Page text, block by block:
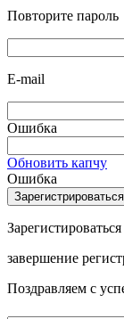
Повторите пароль
E-mail
Ошибка
Обновить капчу
Ошибка
завершение
Поздравляем с